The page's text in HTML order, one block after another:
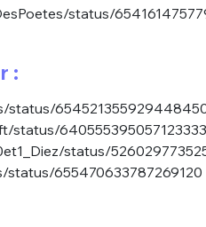
status/
:
status/
status/640555395057123333
status/
655470633787269120